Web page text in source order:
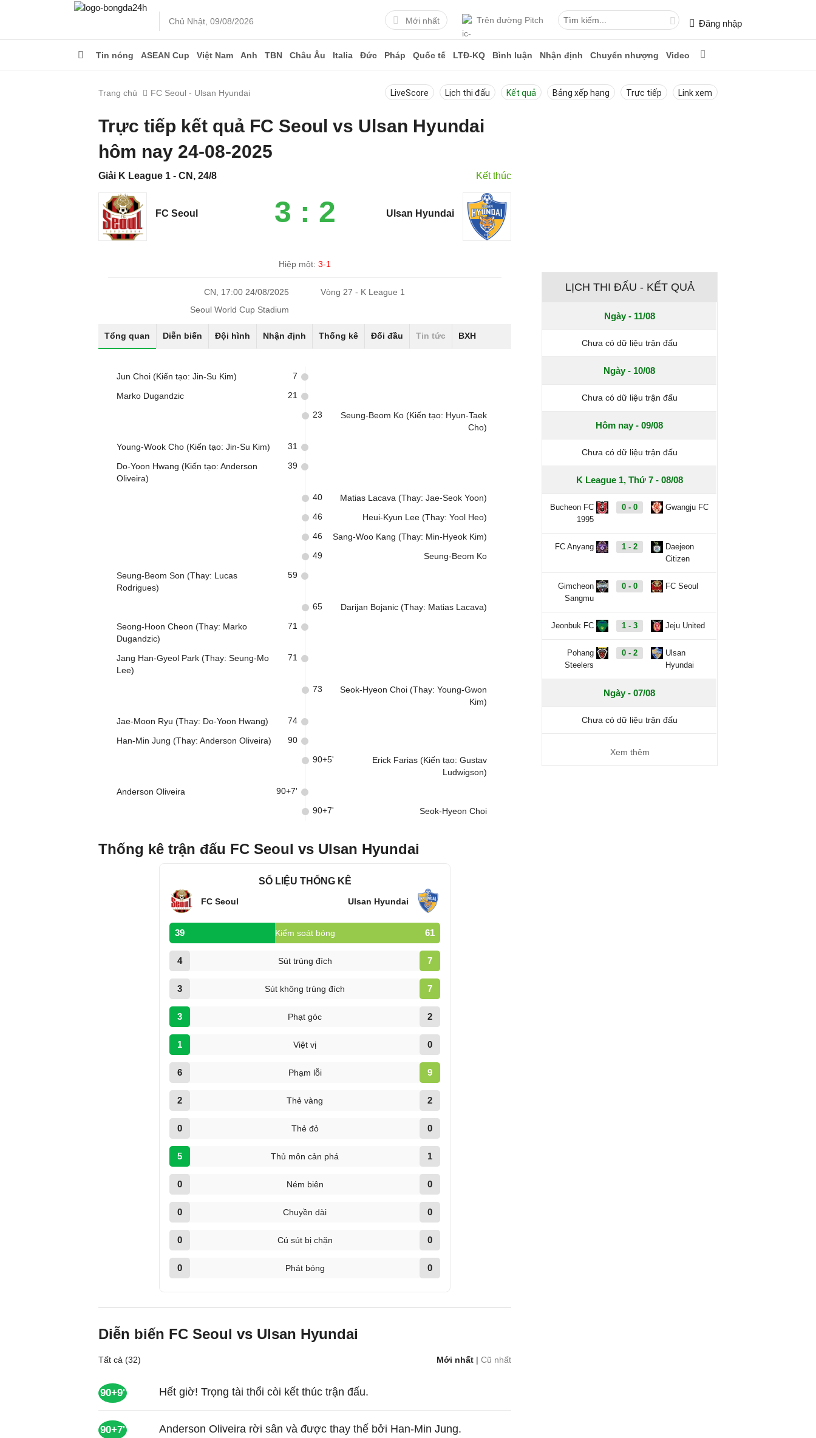
Chủ Nhật, 09/08/2026 Mới nhất Trên đường Pitch Đăng nhập
Tin nóng ASEAN Cup Việt Nam Anh TBN Châu Âu Italia Đức Pháp Quốc tế LTĐ-KQ Bình luận Nhận định Chuyển nhượng Video
Trang chủ FC Seoul - Ulsan Hyundai LiveScore Lịch thi đấu Kết quả Bảng xếp hạng Trực tiếp Link xem
Trực tiếp kết quả FC Seoul vs Ulsan Hyundai
hôm nay 24-08-2025
Giải K League 1 - CN, 24/8 Kết thúc
FC Seoul 3 : 2 Ulsan Hyundai
Hiệp một:3-1
CN, 17:00 24/08/2025
Vòng 27 - K League 1
Seoul World Cup Stadium
Tổng quan Diễn biến Đội hình Nhận định Thống kê Đối đầu Tin tức BXH
Jun Choi (Kiến tạo: Jin-Su Kim) 7
Marko Dugandzic 21
Seung-Beom Ko (Kiến tạo: Hyun-Taek
Cho)
23
Young-Wook Cho (Kiến tạo: Jin-Su Kim) 31
Do-Yoon Hwang (Kiến tạo: Anderson
Oliveira)
39
Matias Lacava (Thay: Jae-Seok Yoon)
40
Heui-Kyun Lee (Thay: Yool Heo)
46
Sang-Woo Kang (Thay: Min-Hyeok Kim)
46
Seung-Beom Ko
49
Seung-Beom Son (Thay: Lucas
Rodrigues)
59
Darijan Bojanic (Thay: Matias Lacava)
65
Seong-Hoon Cheon (Thay: Marko
Dugandzic)
71
Jang Han-Gyeol Park (Thay: Seung-Mo
Lee)
71
Seok-Hyeon Choi (Thay: Young-Gwon
Kim)
73
Jae-Moon Ryu (Thay: Do-Yoon Hwang) 74
Han-Min Jung (Thay: Anderson Oliveira) 90
Erick Farias (Kiến tạo: Gustav
Ludwigson)
90+5'
Anderson Oliveira 90+7'
Seok-Hyeon Choi
90+7'
Thống kê trận đấu FC Seoul vs Ulsan Hyundai
SỐ LIỆU THỐNG KÊ
FC Seoul Ulsan Hyundai
39 Kiểm soát bóng 61
4 Sút trúng đích 7
3 Sút không trúng đích 7
3 Phạt góc 2
1 Việt vị 0
6 Phạm lỗi 9
2 Thẻ vàng 2
0 Thẻ đỏ 0
5 Thủ môn cản phá 1
0 Ném biên 0
0 Chuyền dài 0
0 Cú sút bị chặn 0
0 Phát bóng 0
Diễn biến FC Seoul vs Ulsan Hyundai
Tất cả (32) Mới nhất |Cũ nhất
90+9' Hết giờ! Trọng tài thổi còi kết thúc trận đấu.
90+7' Anderson Oliveira rời sân và được thay thế bởi Han-Min Jung.
LỊCH THI ĐẤU - KẾT QUẢ
Ngày - 11/08
Chưa có dữ liệu trận đấu
Ngày - 10/08
Chưa có dữ liệu trận đấu
Hôm nay - 09/08
Chưa có dữ liệu trận đấu
K League 1, Thứ 7 - 08/08
Bucheon FC
1995
0 - 0 Gwangju FC
FC Anyang 1 - 2
Daejeon
Citizen
Gimcheon
Sangmu
0 - 0 FC Seoul
Jeonbuk FC 1 - 3 Jeju United
Pohang
Steelers
0 - 2
Ulsan
Hyundai
Ngày - 07/08
Chưa có dữ liệu trận đấu
Xem thêm